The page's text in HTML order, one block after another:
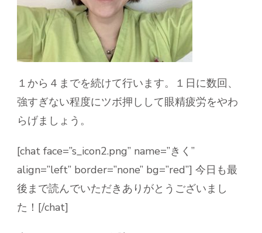
１から４までを続けて行います。１日に数回、
強すぎない程度にツボ押しして眼精疲労をやわ
らげましょう。
[chat face=”s_icon2.png” name=”きく”
align=”left” border=”none” bg=”red”] 今日も最
後まで読んでいただきありがとうございまし
た！[/chat]